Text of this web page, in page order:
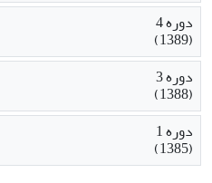
دوره 4
(1389)
دوره 3
(1388)
دوره 1
(1385)